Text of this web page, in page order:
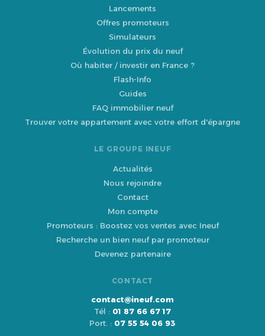
Lancements
Offres promoteurs
Simulateurs
Évolution du prix du neuf
Où habiter / investir en France ?
Flash-Info
Guides
FAQ immobilier neuf
Trouver votre appartement avec votre effort d'épargne
LE GROUPE INEUF
Actualités
Nous rejoindre
Contact
Mon compte
Promoteurs : Boostez vos ventes avec Ineuf
Recherche un bien neuf par promoteur
Devenez partenaire
CONTACT
contact@ineuf.com
Tél : 01 87 66 67 17
Port. : 07 55 54 06 93